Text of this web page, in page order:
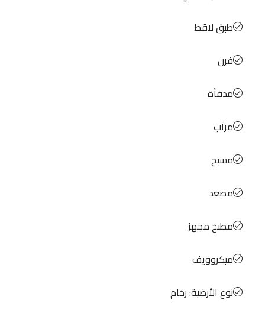
طبق لاقط
فرن
مدفأة
مرآب
مسبح
مصعد
مطبخ مجهز
ميكروويف
نوع الأرضية: رخام